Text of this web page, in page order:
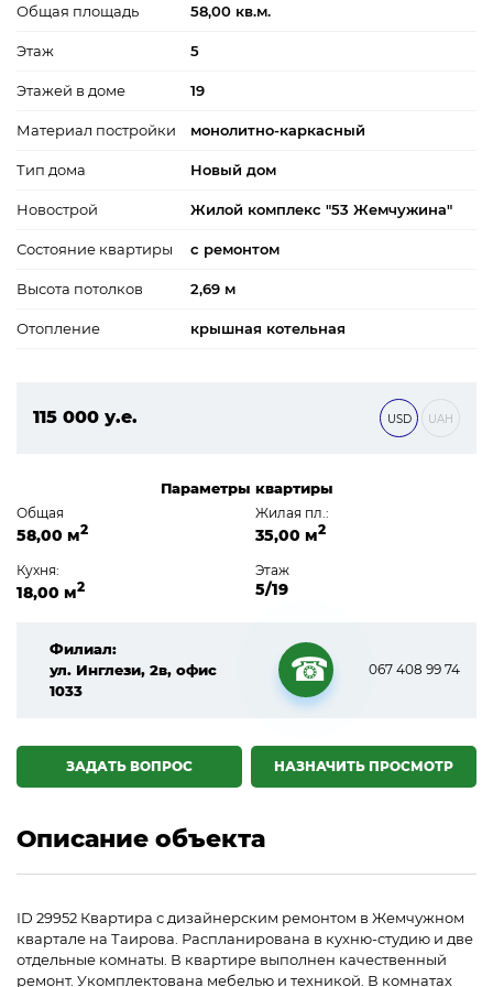
Общая площадь 58,00 кв.м.
Этаж 5
Этажей в доме 19
Материал постройки монолитно-каркасный
Тип дома Новый дом
Новострой Жилой комплекс "53 Жемчужина"
Состояние квартиры с ремонтом
Высота потолков 2,69 м
Отопление крышная котельная
115 000 у.е.
USD UAH
Параметры квартиры
Общая
58,00 м2
Жилая пл.:
35,00 м2
Кухня:
18,00 м2
Этаж
5/19
Филиал:
ул. Инглези, 2в, офис
1033
☎
067 408 99 74
НАЗНАЧИТЬ ПРОСМОТР
ЗАДАТЬ ВОПРОС
Описание объекта
ID 29952 Квартира с дизайнерским ремонтом в Жемчужном
квартале на Таирова. Распланирована в кухню-студию и две
отдельные комнаты. В квартире выполнен качественный
ремонт. Укомплектована мебелью и техникой. В комнатах